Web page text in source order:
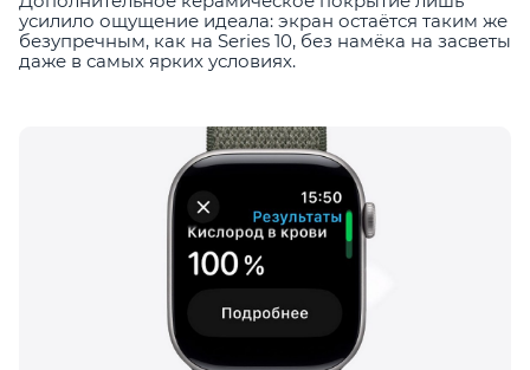
усилило ощущение идеала: экран остаётся таким же
безупречным, как на Series 10, без намёка на засветы
даже в самых ярких условиях.